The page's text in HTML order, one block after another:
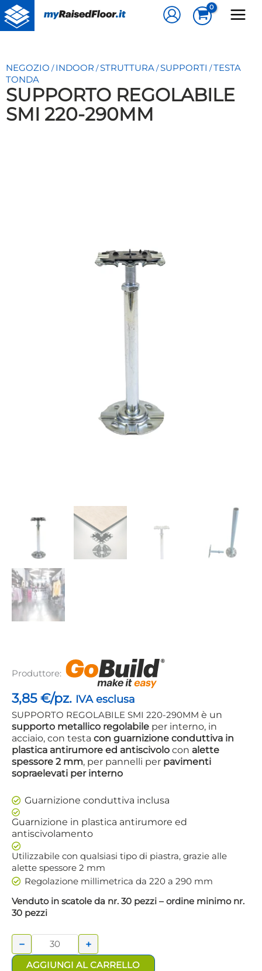
Vai
al
contenuto
NEGOZIO /INDOOR /STRUTTURA/SUPPORTI /TESTA
TONDA
SUPPORTO REGOLABILE
SMI 220-290MM
Produttore:
3,85€/pz. IVA esclusa
SUPPORTO REGOLABILE SMI 220-290MM è un
supporto metallico regolabile per interno, in
acciaio, con testa con guarnizione conduttiva in
plastica antirumore ed antiscivolo con alette
spessore 2 mm, per pannelli per pavimenti
sopraelevati per interno
Guarnizione conduttiva inclusa
Guarnizione in plastica antirumore ed
antiscivolamento
Utilizzabile con qualsiasi tipo di piastra, grazie alle
alette spessore 2 mm
Regolazione millimetrica da 220 a 290 mm
Venduto in scatole da nr. 30 pezzi – ordine minimo nr.
30 pezzi
SUPPORTO
SMI 220-
290MM
quantità
− +
AGGIUNGI AL CARRELLO